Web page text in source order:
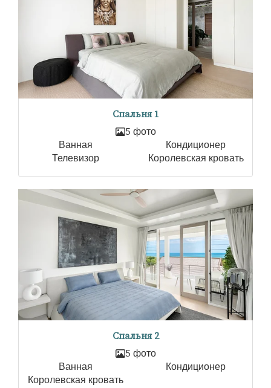
Спальня 1
5 фото
Ванная
Кондиционер
Телевизор
Королевская кровать
Спальня 2
5 фото
Ванная
Кондиционер
Королевская кровать